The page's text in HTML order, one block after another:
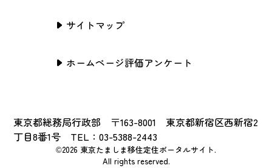
サイトマップ
ホームページ評価アンケート
東京都総務局行政部 〒163-8001 東京都新宿区西新宿2
丁目8番1号 TEL：03-5388-2443
©2026 東京たましま移住定住ポータルサイト.
All rights reserved.